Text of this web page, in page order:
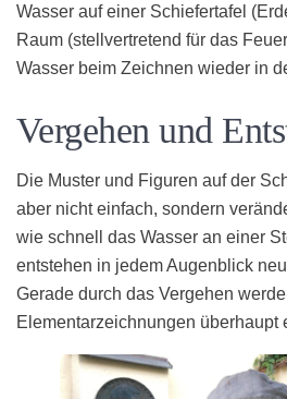
Wasser auf einer Schiefertafel
Raum (stellvertretend für das
Wasser beim Zeichnen wieder in
Vergehen und
Die Muster und Figuren auf der
aber nicht einfach, sondern
wie schnell das Wasser an einer
entstehen in jedem Augenblick
Gerade durch das Vergehen
Elementarzeichnungen überhaupt